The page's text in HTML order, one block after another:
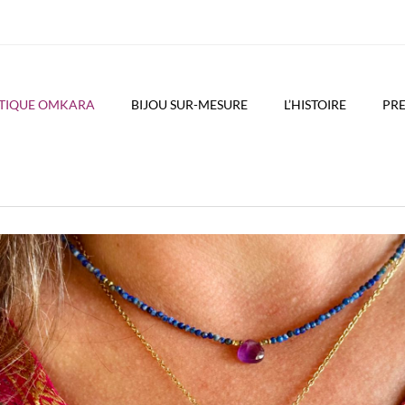
OMKARA BIJOU SUR-MESURE L’HISTOIRE